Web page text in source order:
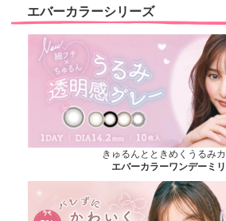
エバーカラーシリーズ
きゅるんとときめくうるみ
エバーカラーワンデーミ